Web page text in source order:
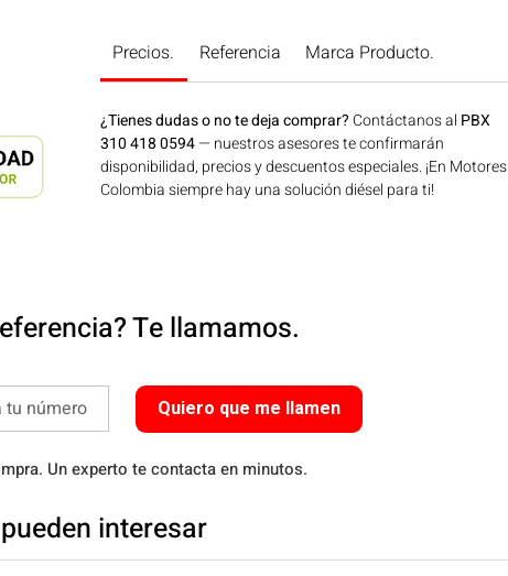
maquinaria agrícola, construcción, minería y generación de
energía disponible en Bogotá, Colombia. Consíguelo ahora
Precios. Referencia Marca Producto.
¿Tienes dudas o no te deja comprar? Contáctanos al PBX
310 418 0594— nuestros asesores te confirmarán
disponibilidad, precios y descuentos especiales. ¡En Motores
Colombia siempre hay una solución diésel para ti!
Te llamamos.
Quiero que me llamen
Un experto te contacta en minutos.
interesar